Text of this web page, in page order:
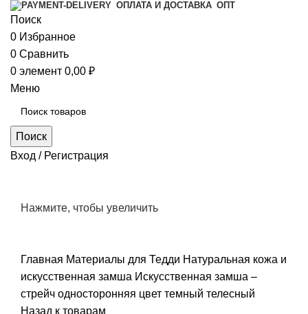
ОПЛАТА И ДОСТАВКА ОПТ
Поиск
0 Избранное
0 Сравнить
0 элемент 0,00 ₽
Меню
Поиск
Вход / Регистрация
Нажмите, чтобы увеличить
Главная Материалы для Тедди Натуральная кожа и
искусственная замша Искусственная замша –
стрейч односторонняя цвет темный телесный
Назад к товарам